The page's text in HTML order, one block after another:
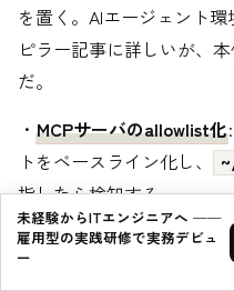
を置く。AIエージェント
ピラー記事に詳しいが、
だ。
・ MCPサーバのallowlist化
トをベースライン化し、
指したら検知する
・設定ファイルの整合性
ジェクト配下のMCP設定
未経験からITエンジニアへ ──
雇用型の実践研修で実務デビュ
ー